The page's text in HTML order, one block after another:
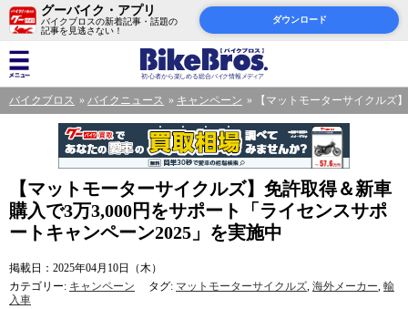
グーバイク・アプリ
バイクブロスの新着記事・話題の
記事を見逃さない！
ダウンロード
バイクブロス バイクニュース キャンペーン 【マットモーターサイクルズ
【マットモーターサイクルズ】免許取得＆新車
購入で3万3,000円をサポート「ライセンスサポ
ートキャンペーン2025」を実施中
掲載日：2025年04月10日（木）
カテゴリー: キャンペーン タグ: マットモーターサイクルズ, 海外メーカー, 輸
入車